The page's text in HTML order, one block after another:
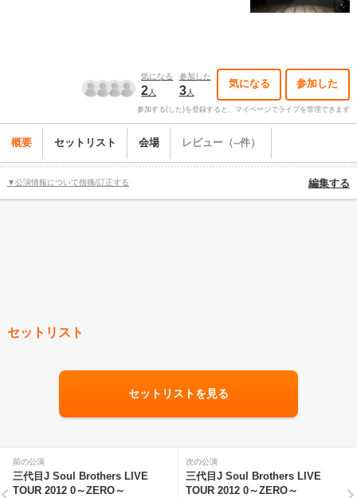
気になる
2人
参加した
3人
気になる 参加した
参加する(した)を登録すると、マイページでライブを管理できます
概要 セットリスト 会場 レビュー（--件）
▼公演情報について指摘/訂正する 編集する
セットリスト
セットリストを見る
前の公演
三代目J Soul Brothers LIVE
TOUR 2012 0～ZERO～
次の公演
三代目J Soul Brothers LIVE
TOUR 2012 0～ZERO～